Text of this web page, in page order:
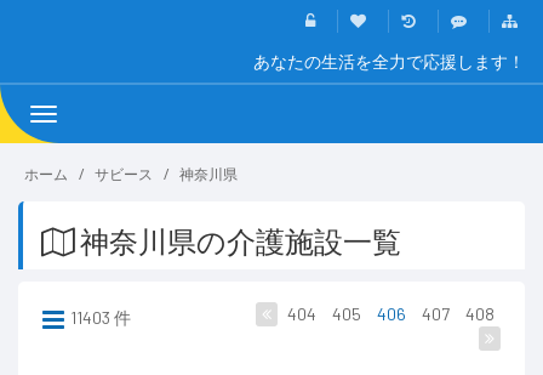
あなたの生活を全力で応援します！
Toggle
navigation
ホーム サビース 神奈川県
神奈川県の介護施設一覧
11403 件 404 405 406 407 408